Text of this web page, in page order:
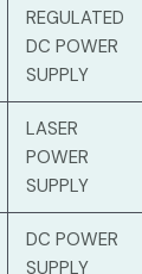
REGULATED
DC POWER
SUPPLY
LASER
POWER
SUPPLY
DC POWER
SUPPLY